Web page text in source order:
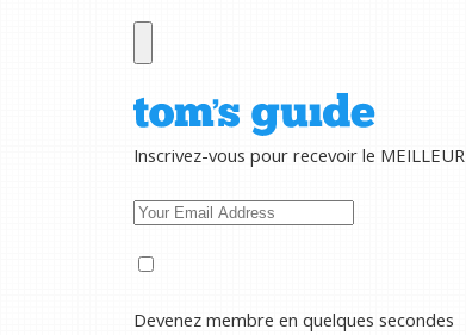
Inscrivez-vous pour recevoir le
Devenez membre en quelques secondes